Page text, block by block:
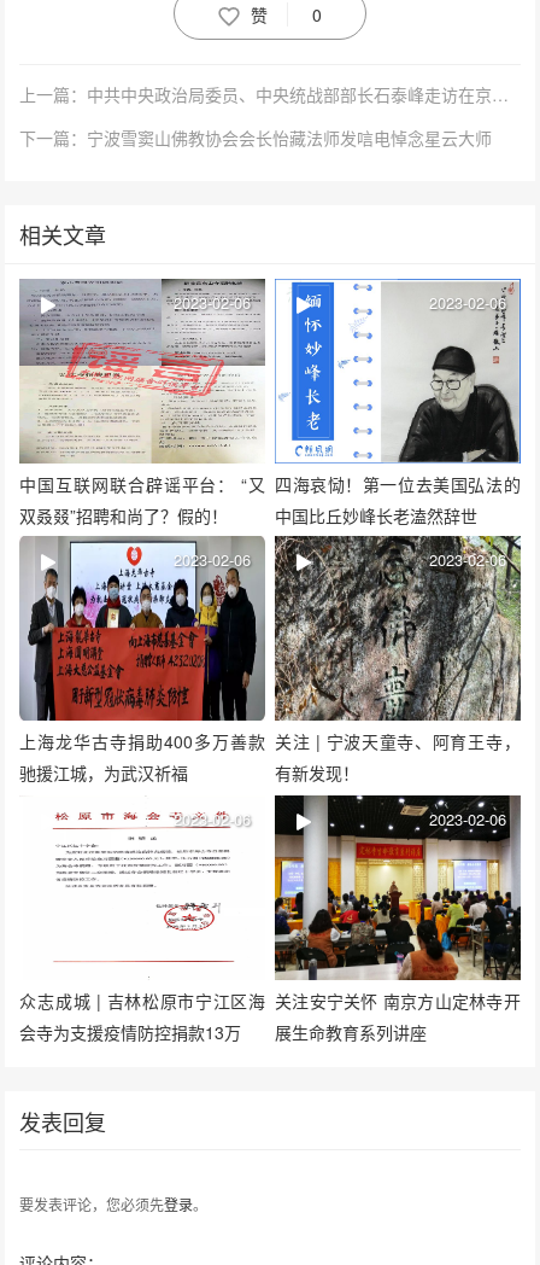
赞 0
上一篇：中共中央政治局委员、中央统战部部长石泰峰走访在京全国性宗教团体
下一篇：宁波雪窦山佛教协会会长怡藏法师发唁电悼念星云大师
相关文章
中国互联网联合辟谣平台： “又
双叒叕”招聘和尚了？假的！
2023-02-06
四海哀恸！第一位去美国弘法的
中国比丘妙峰长老溘然辞世
2023-02-06
上海龙华古寺捐助400多万善款
驰援江城，为武汉祈福
2023-02-06
关注 | 宁波天童寺、阿育王寺，
有新发现！
2023-02-06
众志成城 | 吉林松原市宁江区海
会寺为支援疫情防控捐款13万
2023-02-06
关注安宁关怀 南京方山定林寺开
展生命教育系列讲座
2023-02-06
发表回复
要发表评论，您必须先登录。